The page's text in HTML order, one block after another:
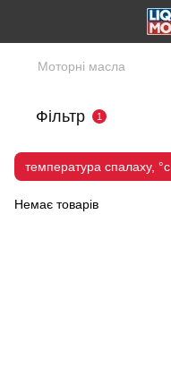
Моторні масла
Фільтр 1
температура спалаху, °c
Немає товарів